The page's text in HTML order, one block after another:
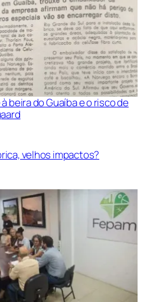
beira do Guaíba e o risco de
velhos impactos?